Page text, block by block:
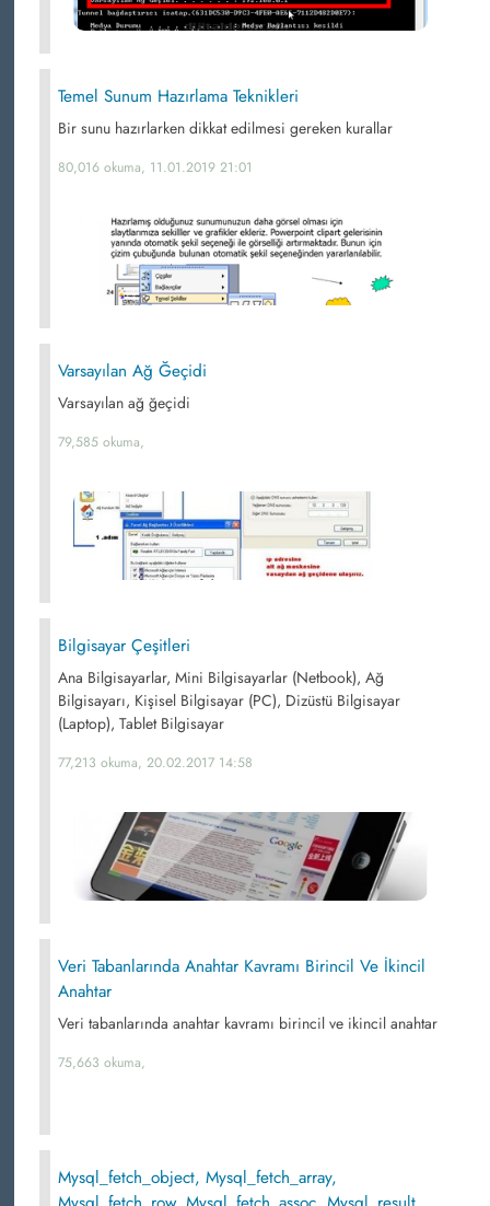
Temel Sunum Hazırlama Teknikleri
Bir sunu hazırlarken dikkat edilmesi gereken kurallar
80,016 okuma, 11.01.2019 21:01
Varsayılan Ağ Ğeçidi
Varsayılan ağ ğeçidi
79,585 okuma,
Bilgisayar Çeşitleri
Ana Bilgisayarlar, Mini Bilgisayarlar (Netbook), Ağ
Bilgisayarı, Kişisel Bilgisayar (PC), Dizüstü Bilgisayar
(Laptop), Tablet Bilgisayar
77,213 okuma, 20.02.2017 14:58
Veri Tabanlarında Anahtar Kavramı Birincil Ve İkincil
Anahtar
Veri tabanlarında anahtar kavramı birincil ve ikincil anahtar
75,663 okuma,
Mysql_fetch_object, Mysql_fetch_array,